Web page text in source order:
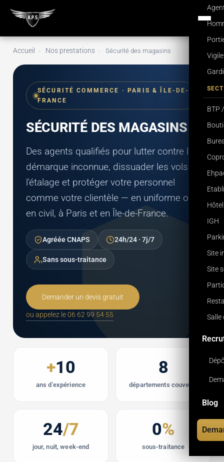
BTP
IGH
Site
Site
Salle
Blog
Accueil › Nos prestations › Sécurité des magasins
SÉCURITÉ COMMERCE · PARIS & ÎLE-DE-
FRANCE
SÉCURITÉ DES MAGASINS
Des agents qualifiés pour lutter contre la
démarque inconnue, dissuader les vols à
l'étalage et protéger votre personnel
comme votre clientèle — en uniforme ou
en civil, à Paris et en Île-de-France.
Agréée CNAPS 24h/24 · 7j/7
Sans sous-traitance
Demander un devis gratuit
ou appelez le 06 62 99 54 55
+10
ans d'expérience
8
départements couverts
24/7
jour, nuit, week-end
0%
sous-traitance